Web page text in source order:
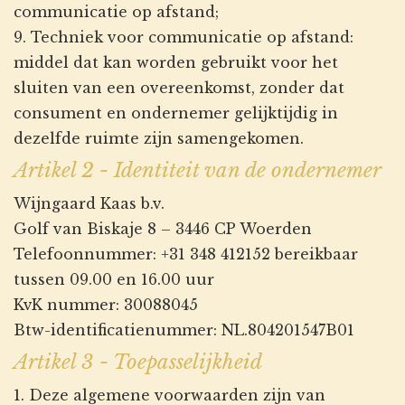
communicatie op afstand;
9. Techniek voor communicatie op afstand:
middel dat kan worden gebruikt voor het
sluiten van een overeenkomst, zonder dat
consument en ondernemer gelijktijdig in
dezelfde ruimte zijn samengekomen.
Artikel 2 - Identiteit van de ondernemer
Wijngaard Kaas b.v.
Golf van Biskaje 8 – 3446 CP Woerden
Telefoonnummer: +31 348 412152 bereikbaar
tussen 09.00 en 16.00 uur
KvK nummer: 30088045
Btw-identificatienummer: NL.804201547B01
Artikel 3 - Toepasselijkheid
1. Deze algemene voorwaarden zijn van